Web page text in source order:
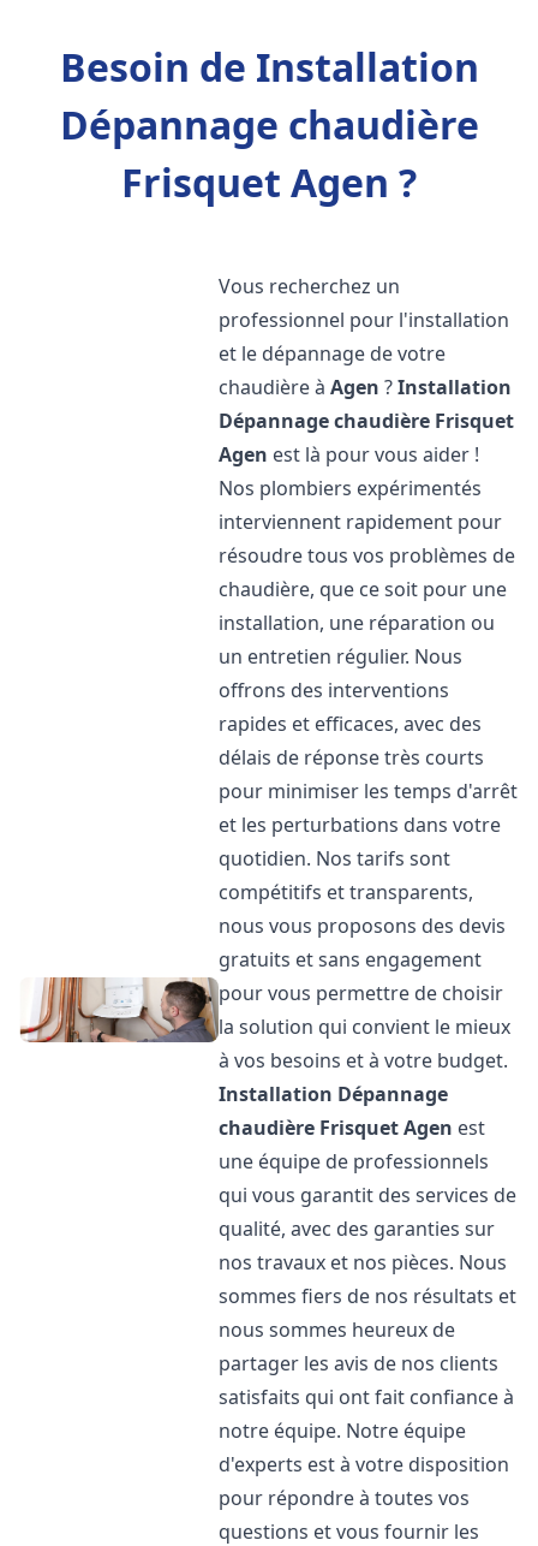
Besoin de Installation
Dépannage chaudière
Frisquet Agen ?
Vous recherchez un
professionnel pour l'installation
et le dépannage de votre
chaudière àAgen ?Installation
Dépannage chaudière Frisquet
Agen est là pour vous aider !
Nos plombiers expérimentés
interviennent rapidement pour
résoudre tous vos problèmes de
chaudière, que ce soit pour une
installation, une réparation ou
un entretien régulier. Nous
offrons des interventions
rapides et efficaces, avec des
délais de réponse très courts
pour minimiser les temps d'arrêt
et les perturbations dans votre
quotidien. Nos tarifs sont
compétitifs et transparents,
nous vous proposons des devis
gratuits et sans engagement
pour vous permettre de choisir
la solution qui convient le mieux
à vos besoins et à votre budget.
Installation Dépannage
chaudière FrisquetAgen est
une équipe de professionnels
qui vous garantit des services de
qualité, avec des garanties sur
nos travaux et nos pièces. Nous
sommes fiers de nos résultats et
nous sommes heureux de
partager les avis de nos clients
satisfaits qui ont fait confiance à
notre équipe. Notre équipe
d'experts est à votre disposition
pour répondre à toutes vos
questions et vous fournir les